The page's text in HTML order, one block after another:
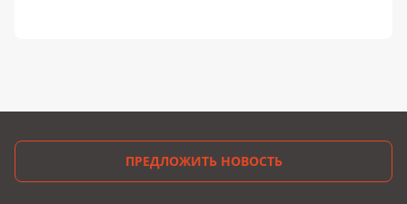
ПРЕДЛОЖИТЬ НОВОСТЬ